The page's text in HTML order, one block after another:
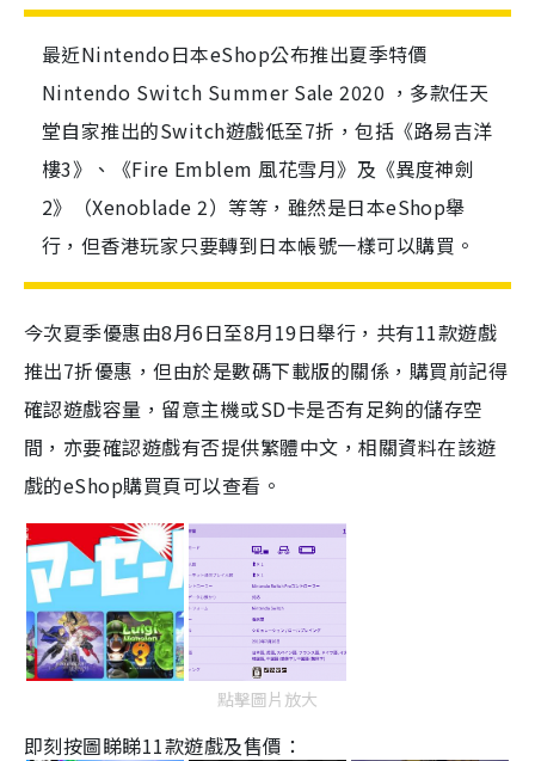
最近Nintendo日本eShop公布推出夏季特價
Nintendo Switch Summer Sale 2020 ，多款任天
堂自家推出的Switch遊戲低至7折，包括《路易吉洋
樓3》、《Fire Emblem 風花雪月》及《異度神劍
2》（Xenoblade 2）等等，雖然是日本eShop舉
行，但香港玩家只要轉到日本帳號一樣可以購買。
今次夏季優惠由8月6日至8月19日舉行，共有11款遊戲
推出7折優惠，但由於是數碼下載版的關係，購買前記得
確認遊戲容量，留意主機或SD卡是否有足夠的儲存空
間，亦要確認遊戲有否提供繁體中文，相關資料在該遊
戲的eShop購買頁可以查看。
點擊圖片放大
即刻按圖睇睇11款遊戲及售價：